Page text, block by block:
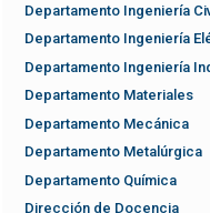
Departamento Ingeniería
Departamento Ingeniería
Departamento Ingeniería
Departamento Materiales
Departamento Mecánica
Departamento Metalúrgica
Departamento Química
Dirección de Docencia